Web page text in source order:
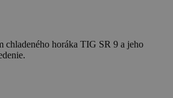
chladeného horáka TIG SR 9 a jeho